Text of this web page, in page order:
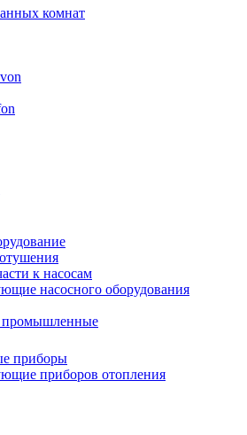
комнат
к насосам
насосного оборудования
промышленные
приборы
приборов отопления